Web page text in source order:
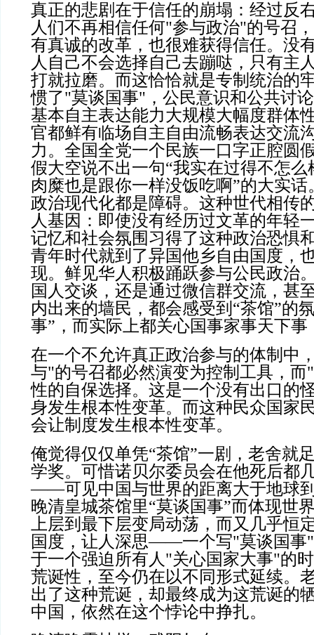
真正的悲剧在于信任的崩塌：经过反
人们不再相信任何"参与政治"的号召
有真诚的改革，也很难获得信任。没
人自己不会选择自己去蹦哒，只有主
打就拉磨。而这恰恰就是专制统治的
惯了"莫谈国事" ，公民意识和公共讨
基本自主表达能力大规模大幅度群体
官都鲜有临场自主自由流畅表达交流
力。全国全党一个民族一口字正腔圆
假大空说不出一句“我实在过得不怎么
肉糜也是跟你一样没饭吃啊”的大实
政治现代化都是障碍。这种世代相传
人基因：即使没有经历过文革的年轻
记忆和社会氛围习得了这种政治恐惧
青年时代就到了异国他乡自由国度，
现。鲜见华人积极踊跃参与公民政治
国人交谈，还是通过微信群交流，甚
内出来的墙民，都会感受到“茶馆”的
事”，而实际上都关心国事家事天下
在一个不允许真正政治参与的体制中
与"的号召都必然演变为控制工具，而"
性的自保选择。这是一个没有出口的
身发生根本性变革。而这种民众国家
会让制度发生根本性变革。
俺觉得仅仅单凭“茶馆”一剧，老舍就
学奖。可惜诺贝尔委员会在他死后都
——可见中国与世界的距离大于地球
晚清皇城茶馆里“莫谈国事”而体现世
上层到最下层变局动荡，而又几乎恒
国度，让人深思——一个写"莫谈国事"
于一个强迫所有人 "关心国家大事"的
荒诞性，至今仍在以不同形式延续。
出了这种荒诞，却最终成为这荒诞的
中国，依然在这个悖论中挣扎。